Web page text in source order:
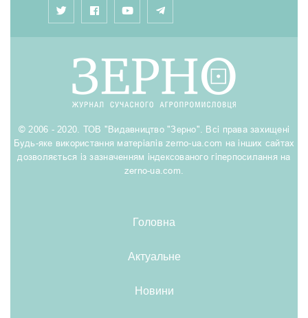
© 2006 - 2020. ТОВ "Видавництво "Зерно". Всі права захищені
Будь-яке використання матеріалів zerno-ua.com на інших сайтах
дозволяється із зазначенням індексованого гіперпосилання на
zerno-ua.com.
Головна
Актуальне
Новини